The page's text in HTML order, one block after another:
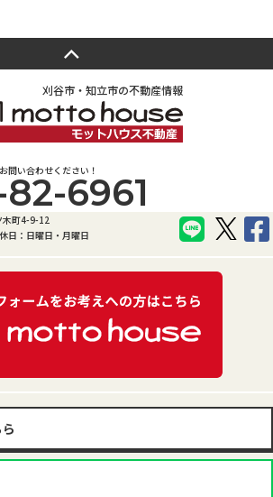
刈谷市・知立市の不動産情報
問い合わせください！
6961
木町4-9-12
日：日曜日・月曜日